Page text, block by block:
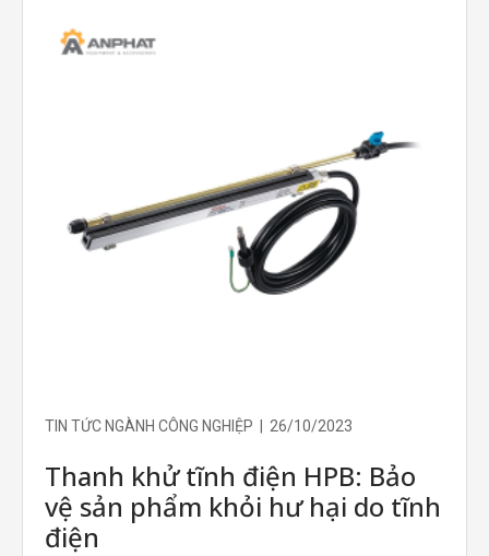
TIN TỨC NGÀNH CÔNG NGHIỆP | 26/10/2023
Thanh khử tĩnh điện HPB: Bảo
vệ sản phẩm khỏi hư hại do tĩnh
điện